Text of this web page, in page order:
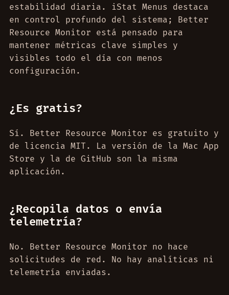
estabilidad diaria. iStat Menus destaca
en control profundo del sistema; Better
Resource Monitor está pensado para
mantener métricas clave simples y
visibles todo el día con menos
configuración.
¿Es gratis?
Sí. Better Resource Monitor es gratuito y
de licencia MIT. La versión de la Mac App
Store y la de GitHub son la misma
aplicación.
¿Recopila datos o envía
telemetría?
No. Better Resource Monitor no hace
solicitudes de red. No hay analíticas ni
telemetría enviadas.